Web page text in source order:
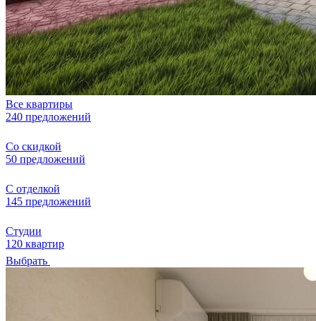
Все квартиры
240 предложений
Со скидкой
50 предложений
С отделкой
145 предложений
Студии
120 квартир
Выбрать